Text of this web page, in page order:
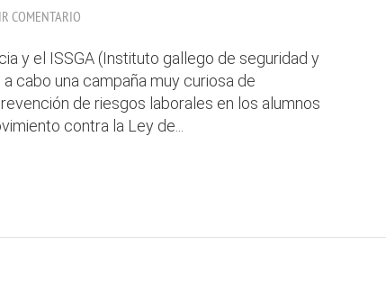
COMENTARIO
y el ISSGA (Instituto gallego de seguridad y
cabo una campaña muy curiosa de
de riesgos laborales en los alumnos
contra la Ley de...